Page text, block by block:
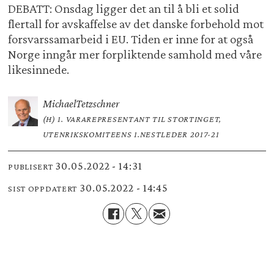
DEBATT: Onsdag ligger det an til å bli et solid
flertall for avskaffelse av det danske forbehold mot
forsvarssamarbeid i EU. Tiden er inne for at også
Norge inngår mer forpliktende samhold med våre
likesinnede.
MichaelTetzschner
(H) 1. VARAREPRESENTANT TIL STORTINGET,
UTENRIKSKOMITEENS 1.NESTLEDER 2017-21
PUBLISERT 30.05.2022 - 14:31
SIST OPPDATERT 30.05.2022 - 14:45